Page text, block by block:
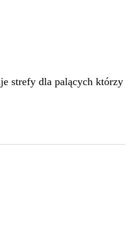
strefy dla palących którzy